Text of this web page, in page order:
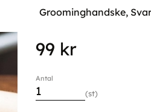
Groominghandske,
99 kr
Antal
st